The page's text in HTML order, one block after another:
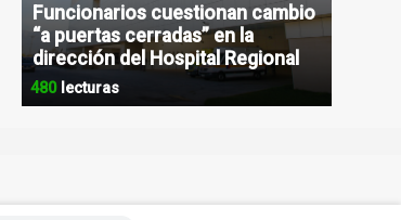
Funcionarios cuestionan cambio
“a puertas cerradas” en la
dirección del Hospital Regional
480lecturas